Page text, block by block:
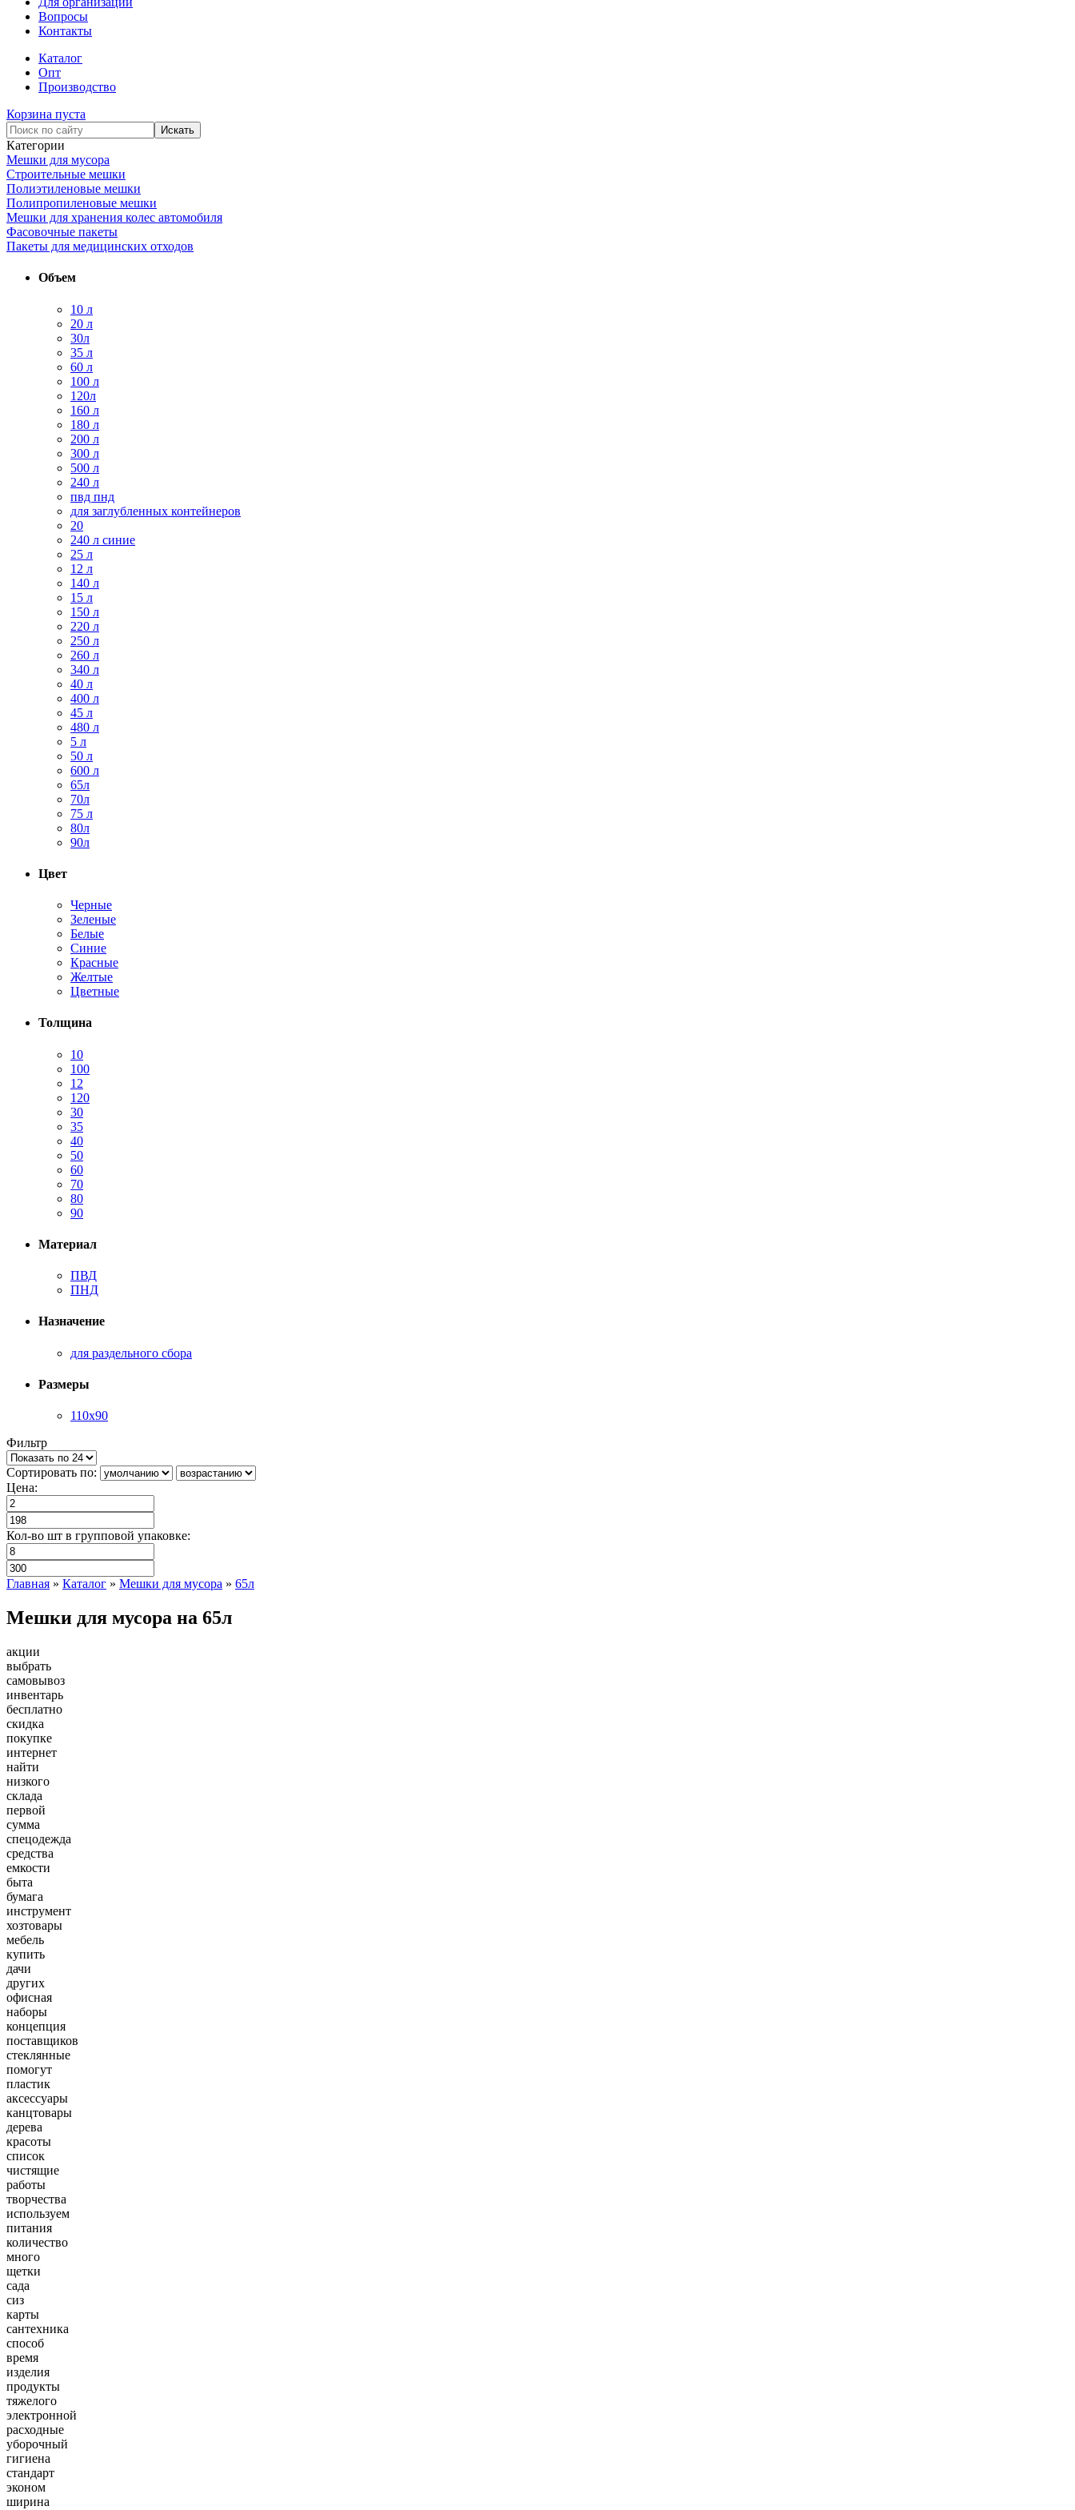
Вопросы
Контакты
Каталог
Опт
Производство
Корзина пуста
Категории
Мешки для мусора
Строительные мешки
Полиэтиленовые мешки
Полипропиленовые мешки
Мешки для хранения колес автомобиля
Фасовочные пакеты
Пакеты для медицинских отходов
Объем
10 л
20 л
30л
35 л
60 л
100 л
120л
160 л
180 л
200 л
300 л
500 л
240 л
пвд пнд
для заглубленных контейнеров
20
240 л синие
25 л
12 л
140 л
15 л
150 л
220 л
250 л
260 л
340 л
40 л
400 л
45 л
480 л
5 л
50 л
600 л
65л
70л
75 л
80л
90л
Цвет
Черные
Зеленые
Белые
Синие
Красные
Желтые
Цветные
Толщина
10
100
12
120
30
35
40
50
60
70
80
90
Материал
ПВД
ПНД
Назначение
для раздельного сбора
Размеры
110х90
Фильтр
Сортировать по:
Цена:
Кол-во шт в групповой упаковке:
Главная » Каталог » Мешки для мусора » 65л
Мешки для мусора на 65л
акции
выбрать
самовывоз
инвентарь
бесплатно
скидка
покупке
интернет
найти
низкого
склада
первой
сумма
спецодежда
средства
емкости
быта
бумага
инструмент
хозтовары
мебель
купить
дачи
других
офисная
наборы
концепция
поставщиков
стеклянные
помогут
пластик
аксессуары
канцтовары
дерева
красоты
список
чистящие
работы
творчества
используем
питания
количество
много
щетки
сада
сиз
карты
сантехника
способ
время
изделия
продукты
тяжелого
электронной
расходные
уборочный
гигиена
стандарт
эконом
ширина